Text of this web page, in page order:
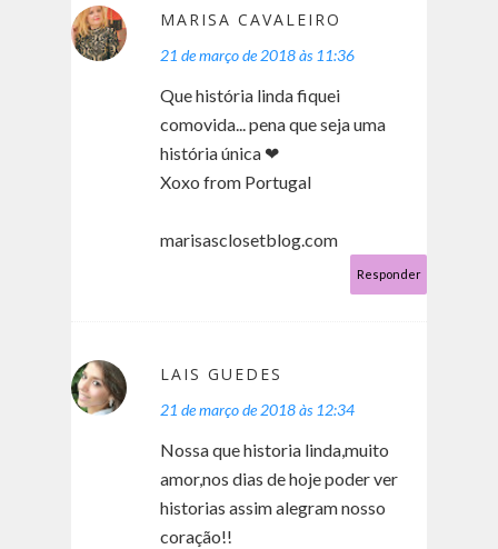
MARISA CAVALEIRO
21 de março de 2018 às 11:36
Que história linda fiquei
comovida... pena que seja uma
história única ❤
Xoxo from Portugal
marisasclosetblog.com
Responder
LAIS GUEDES
21 de março de 2018 às 12:34
Nossa que historia linda,muito
amor,nos dias de hoje poder ver
historias assim alegram nosso
coração!!